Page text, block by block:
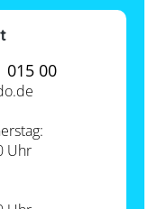
015 00
Uhr